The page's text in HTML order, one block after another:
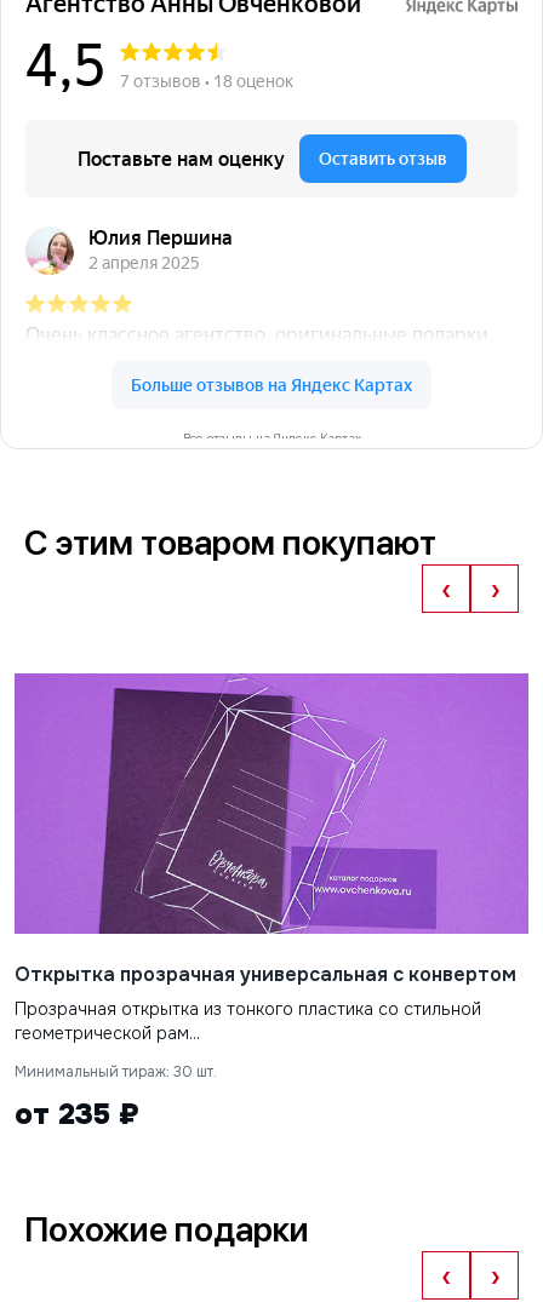
Все отзывы на Яндекс Картах
С этим товаром покупают
‹ ›
Открытка прозрачная универсальная с конвертом
Прозрачная открытка из тонкого пластика со стильной
геометрической рам...
Минимальный тираж: 30 шт.
от 235 ₽
Похожие подарки
‹ ›